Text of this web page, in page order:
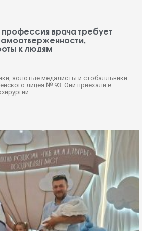
врача требует
к людям
золотые медалисты и стобалльники
лицея № 93. Они приехали в